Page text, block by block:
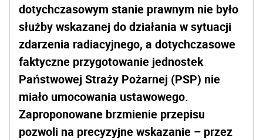
dotychczasowym stanie prawnym nie było
służby wskazanej do działania w sytuacji
zdarzenia radiacyjnego, a dotychczasowe
faktyczne przygotowanie jednostek
Państwowej Straży Pożarnej (PSP) nie
miało umocowania ustawowego.
Zaproponowane brzmienie przepisu
pozwoli na precyzyjne wskazanie – przez